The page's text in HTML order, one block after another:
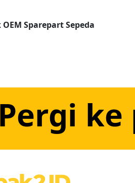
Sparepart Sepeda
Pergi